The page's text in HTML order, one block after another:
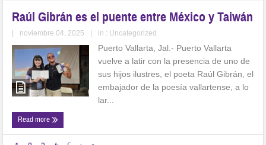
Raúl Gibrán es el puente entre México y Taiwán
noviembre 04, 2025 in : Uncategorized
Puerto Vallarta, Jal.- Puerto Vallarta
vuelve a latir con la presencia de uno de
sus hijos ilustres, el poeta Raúl Gibrán, el
embajador de la poesía vallartense, a lo
lar...
Read more